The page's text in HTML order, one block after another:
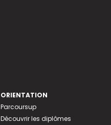
ORIENTATION
Parcoursup
Découvrir les diplômes